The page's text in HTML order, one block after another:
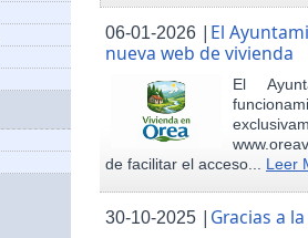
06-01-2026 | El
nueva web de vivienda
El
de facilitar el acceso... Leer
30-10-2025 | Gracias a